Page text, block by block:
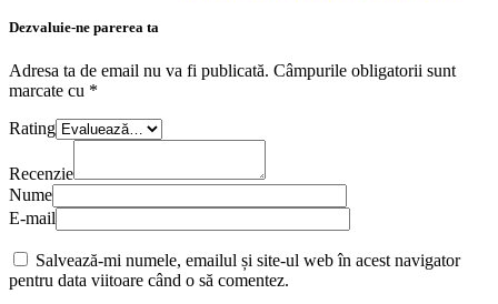
Dezvaluie-ne parerea ta
Adresa ta de email nu va fi publicată. Câmpurile obligatorii sunt
marcate cu *
Rating
Recenzie
Nume
E-mail
Salvează-mi numele, emailul și site-ul web în acest navigator
pentru data viitoare când o să comentez.